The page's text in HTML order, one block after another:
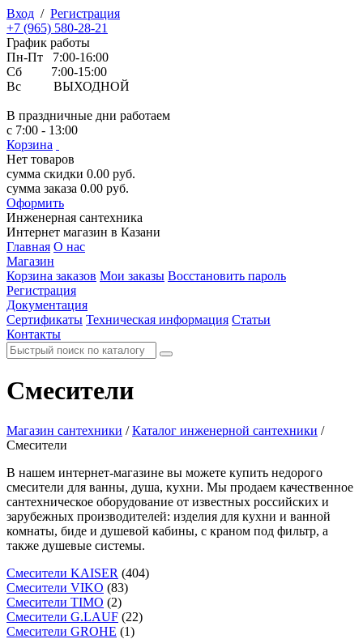
Вход / Регистрация
+7 (965) 580-28-21
График работы
Пн-Пт 7:00-16:00
Сб 7:00-15:00
Вс ВЫХОДНОЙ
В праздничные дни работаем
с 7:00 - 13:00
Корзина
Нет товаров
сумма скидки 0.00 руб.
сумма заказа 0.00 руб.
Оформить
Инженерная сантехника
Интернет магазин в Казани
Главная О нас
Магазин
Корзина заказов Мои заказы Восстановить пароль
Регистрация
Документация
Сертификаты Техническая информация Статьи
Контакты
Смесители
Магазин сантехники / Каталог инженерной сантехники /
Смесители
В нашем интернет-магазине вы можете купить недорого
смесители для ванны, душа, кухни. Мы продаем качественное
сантехническое оборудование от известных российских и
зарубежных производителей: изделия для кухни и ванной
комнаты, биде и душевой кабины, с краном под фильтр, а
также душевые системы.
Смесители KAISER (404)
Смесители VIKO (83)
Смесители TIMO (2)
Смесители G.LAUF (22)
Смесители GROHE (1)